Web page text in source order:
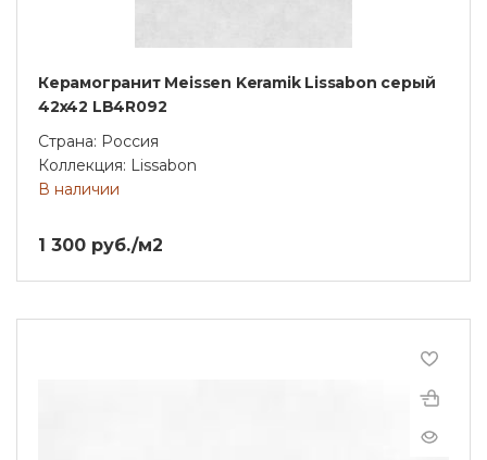
Керамогранит Meissen Keramik Lissabon серый
42x42 LB4R092
Страна: Россия
Коллекция: Lissabon
В наличии
1 300 руб./м2